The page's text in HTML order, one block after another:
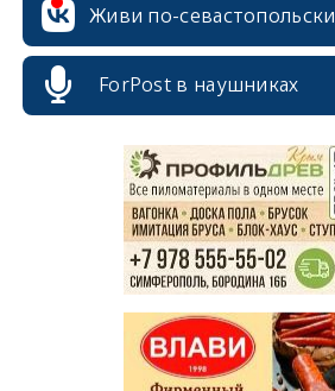
Живи по-севастопольски
ForPost в наушниках